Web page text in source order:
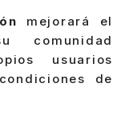
mejorará el
comunidad
usuarios
de